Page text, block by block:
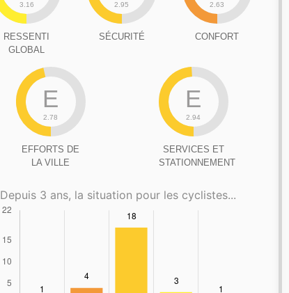
3.16
RESSENTI
GLOBAL
2.95
SÉCURITÉ
2.63
CONFORT
E
2.78
EFFORTS DE
LA VILLE
E
2.94
SERVICES ET
STATIONNEMENT
Depuis 3 ans, la situation pour les cyclistes...